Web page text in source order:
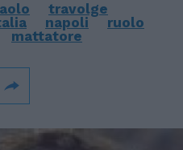
travolge
napoli
ruolo
mattatore